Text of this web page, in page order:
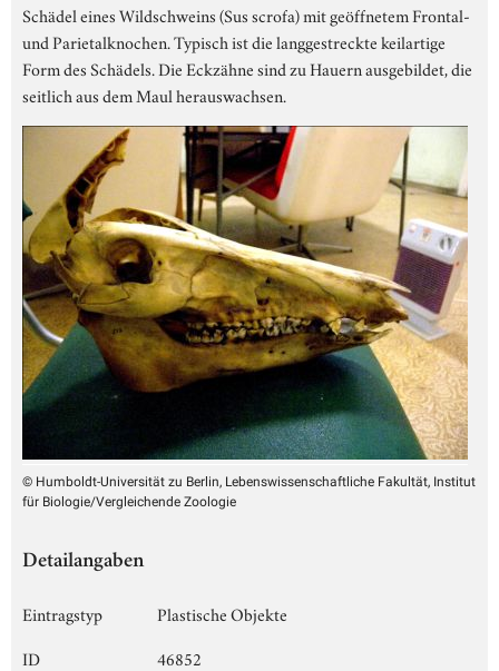
Schädel eines Wildschweins (Sus scrofa) mit geöffnetem Frontal-
und Parietalknochen. Typisch ist die langgestreckte keilartige
Form des Schädels. Die Eckzähne sind zu Hauern ausgebildet, die
seitlich aus dem Maul herauswachsen.
© Humboldt-Universität zu Berlin, Lebenswissenschaftliche Fakultät, Institut
für Biologie/Vergleichende Zoologie
Detailangaben
Eintragstyp
Plastische Objekte
ID
46852